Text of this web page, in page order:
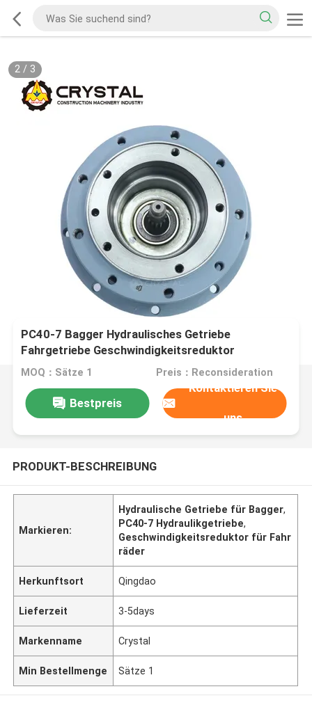
2/ 3
PC40-7 Bagger Hydraulisches Getriebe
Fahrgetriebe Geschwindigkeitsreduktor
MOQ：Sätze 1 Preis：Reconsideration
Bestpreis
Kontaktieren Sie
uns
PRODUKT-BESCHREIBUNG
Markieren:
Hydraulische Getriebe für Bagger,
PC40-7 Hydraulikgetriebe,
Geschwindigkeitsreduktor für Fahr
räder
Herkunftsort Qingdao
Lieferzeit 3-5days
Markenname Crystal
Min Bestellmenge Sätze 1